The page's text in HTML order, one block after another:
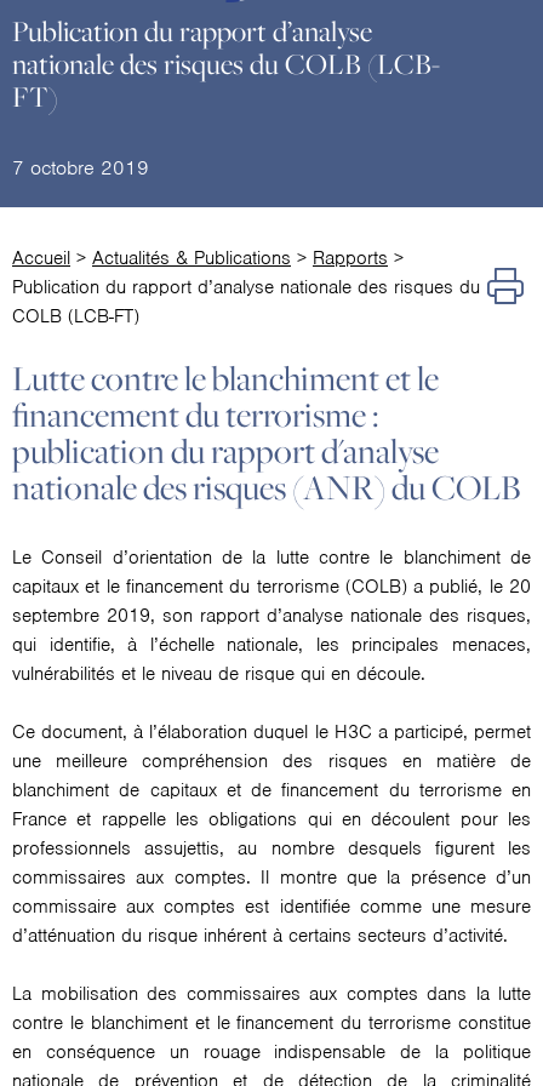
Publication du rapport d’analyse
nationale des risques du COLB (LCB-
FT)
7 octobre 2019
Accueil > Actualités & Publications > Rapports >
Publication du rapport d’analyse nationale des risques du
COLB (LCB-FT)
Lutte contre le blanchiment et le
financement du terrorisme :
publication du rapport d'analyse
nationale des risques (ANR) du COLB
Le Conseil d’orientation de la lutte contre le blanchiment de
capitaux et le financement du terrorisme (COLB) a publié, le 20
septembre 2019, son rapport d’analyse nationale des risques,
qui identifie, à l’échelle nationale, les principales menaces,
vulnérabilités et le niveau de risque qui en découle.
Ce document, à l’élaboration duquel le H3C a participé, permet
une meilleure compréhension des risques en matière de
blanchiment de capitaux et de financement du terrorisme en
France et rappelle les obligations qui en découlent pour les
professionnels assujettis, au nombre desquels figurent les
commissaires aux comptes. Il montre que la présence d’un
commissaire aux comptes est identifiée comme une mesure
d’atténuation du risque inhérent à certains secteurs d’activité.
La mobilisation des commissaires aux comptes dans la lutte
contre le blanchiment et le financement du terrorisme constitue
en conséquence un rouage indispensable de la politique
nationale de prévention et de détection de la criminalité